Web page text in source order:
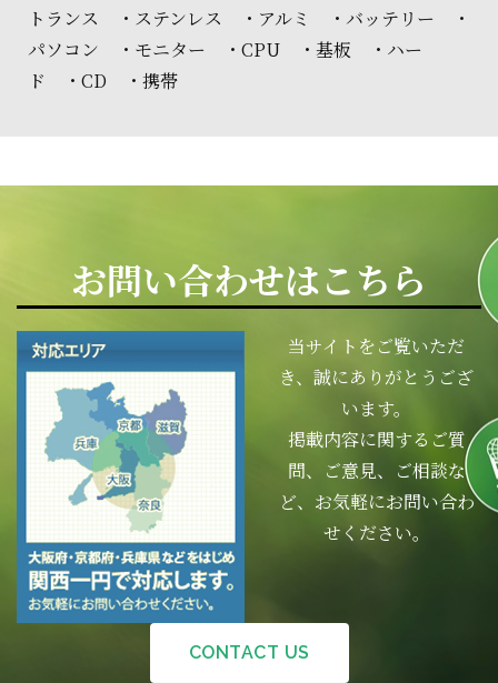
トランス ・ステンレス ・アルミ ・バッテリー ・
パソコン ・モニター ・CPU ・基板 ・ハー
ド ・CD ・携帯
お問い合わせはこちら
当サイトをご覧いただ
き、誠にありがとうござ
います。
掲載内容に関するご質
問、ご意見、ご相談な
ど、お気軽にお問い合わ
せください。
CONTACT US